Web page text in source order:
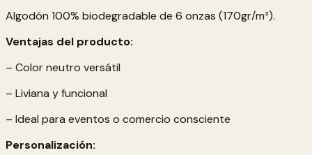
Algodón 100% biodegradable de 6 onzas (170gr/m²).
Ventajas del producto:
– Color neutro versátil
– Liviana y funcional
– Ideal para eventos o comercio consciente
Personalización: